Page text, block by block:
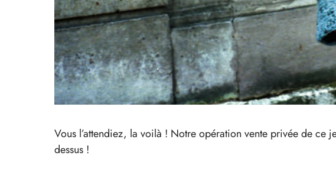
Vous l’attendiez, la voilà ! Notre opération vente privée de
dessus !